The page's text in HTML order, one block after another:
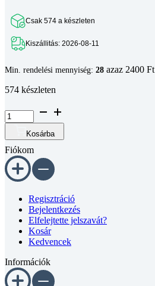
Csak 574 a készleten
Kiszállitás: 2026-08-11
Min. rendelési mennyiség: 28 azaz 2400 Ft
574 készleten
Félgömbfejű
belső
kulcsnyílású
csavar
DIN
7380
A2
M6x20
mennyiség
Kosárba
Fiókom
Regisztráció
Bejelentkezés
Elfelejtette jelszavát?
Kosár
Kedvencek
Információk